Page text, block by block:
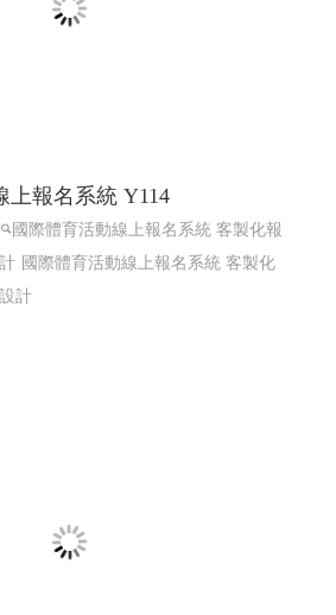
上報名系統 Y114
國際體育活動線上報名系統 客製化報
國際體育活動線上報名系統 客製化
計